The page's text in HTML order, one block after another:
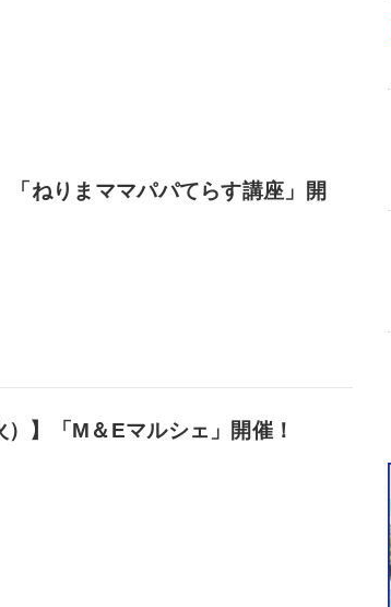
「ねりまママパパてらす講座」開
）】「M＆Eマルシェ」開催！